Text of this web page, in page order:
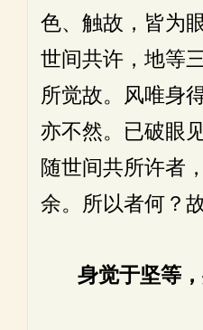
色、触故，皆为
世间共许，地等
所觉故。风唯身
亦不然。已破眼
随世间共所许者
余。所以者何？
身觉于坚等